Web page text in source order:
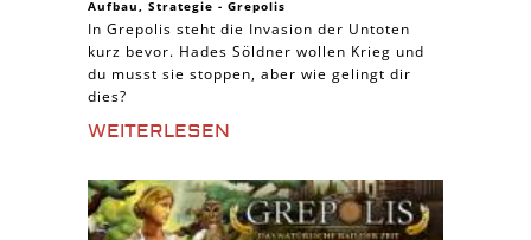
Aufbau, Strategie - Grepolis
In Grepolis steht die Invasion der Untoten
kurz bevor. Hades Söldner wollen Krieg und
du musst sie stoppen, aber wie gelingt dir
dies?
WEITERLESEN